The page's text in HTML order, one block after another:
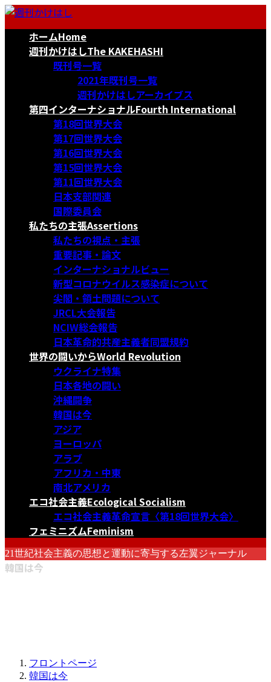
コ
ナ
ホームHome
週刊かけはしThe KAKEHASHI
既刊号一覧
2021年既刊号一覧
週刊かけはしアーカイブス
第四インターナショナルFourth International
第18回世界大会
第17回世界大会
第16回世界大会
第15回世界大会
第11回世界大会
日本支部関連
国際委員会
私たちの主張Assertions
私たちの視点・主張
重要記事・論文
インターナショナルビュー
新型コロナウイルス感染症について
尖閣・領土問題について
JRCL大会報告
NCIW総会報告
日本革命的共産主義者同盟規約
世界の闘いからWorld Revolution
ウクライナ特集
日本各地の闘い
沖縄闘争
韓国は今
アジア
ヨーロッパ
アラブ
アフリカ・中東
南北アメリカ
エコ社会主義Ecological Socialism
エコ社会主義革命宣言〈第18回世界大会〉
フェミニズムFeminism
21世紀社会主義の思想と運動に寄与する左翼ジャーナル
韓国は今
フロントページ
韓国は今